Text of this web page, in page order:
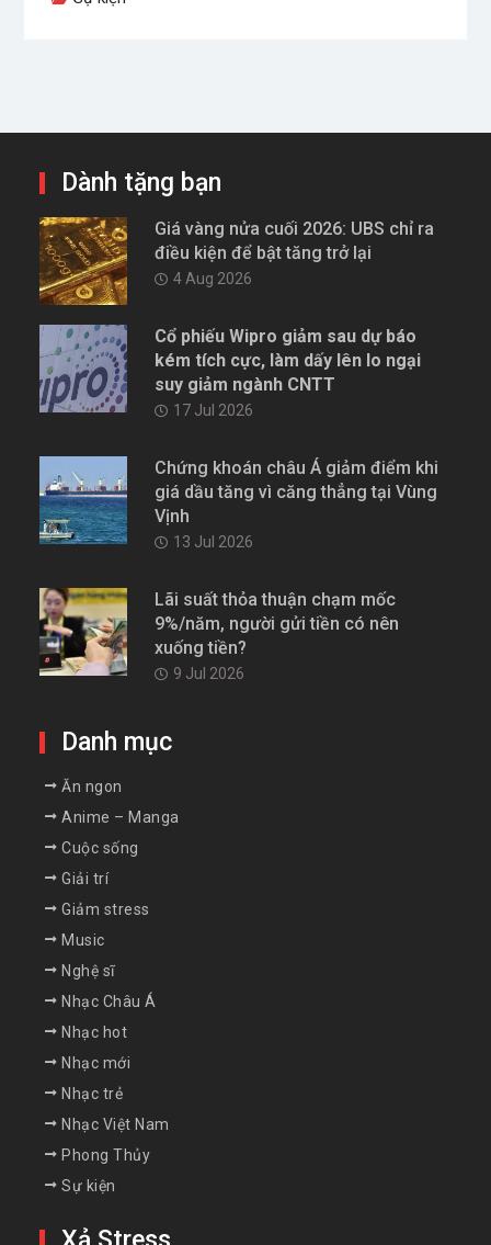
Dành tặng bạn
Giá vàng nửa cuối 2026: UBS chỉ ra
điều kiện để bật tăng trở lại
4 Aug 2026
Cổ phiếu Wipro giảm sau dự báo
kém tích cực, làm dấy lên lo ngại
suy giảm ngành CNTT
17 Jul 2026
Chứng khoán châu Á giảm điểm khi
giá dầu tăng vì căng thẳng tại Vùng
Vịnh
13 Jul 2026
Lãi suất thỏa thuận chạm mốc
9%/năm, người gửi tiền có nên
xuống tiền?
9 Jul 2026
Danh mục
Ăn ngon
Anime – Manga
Cuộc sống
Giải trí
Giảm stress
Music
Nghệ sĩ
Nhạc Châu Á
Nhạc hot
Nhạc mới
Nhạc trẻ
Nhạc Việt Nam
Phong Thủy
Sự kiện